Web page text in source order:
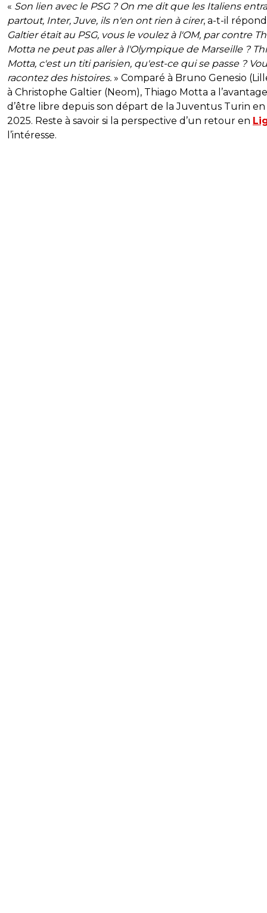
« Son lien avec le PSG ? On me dit que les Italiens
partout, Inter, Juve, ils n'en ont rien à cirer, a-t-il
Galtier était au PSG, vous le voulez à l'OM, par contre
Motta ne peut pas aller à l'Olympique de Marseille ?
Motta, c'est un titi parisien, qu'est-ce qui se passe ?
racontez des histoires. » Comparé à Bruno Genesio
à Christophe Galtier (Neom), Thiago Motta a l’avantage
d’être libre depuis son départ de la Juventus Turin en
2025. Reste à savoir si la perspective d’un retour en
l’intéresse.